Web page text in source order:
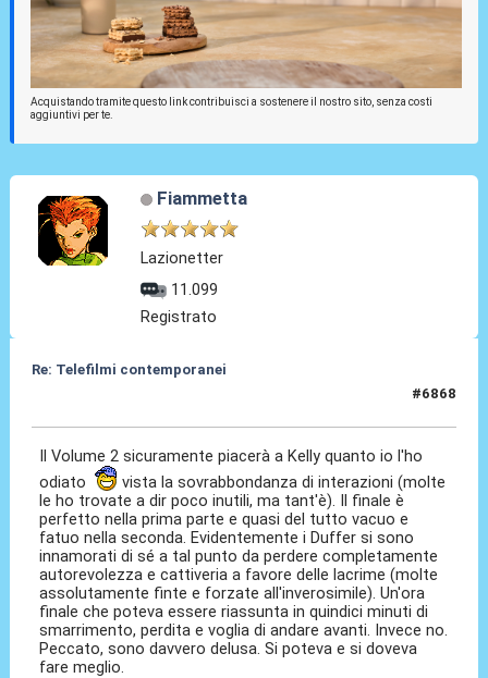
Acquistando tramite questo link contribuisci a sostenere il nostro sito, senza costi
aggiuntivi per te.
Fiammetta
Lazionetter
11.099
Registrato
Re: Telefilmi contemporanei
#6868
Il Volume 2 sicuramente piacerà a Kelly quanto io l'ho
odiato
vista la sovrabbondanza di interazioni (molte
le ho trovate a dir poco inutili, ma tant'è). Il finale è
perfetto nella prima parte e quasi del tutto vacuo e
fatuo nella seconda. Evidentemente i Duffer si sono
innamorati di sé a tal punto da perdere completamente
autorevolezza e cattiveria a favore delle lacrime (molte
assolutamente finte e forzate all'inverosimile). Un'ora
finale che poteva essere riassunta in quindici minuti di
smarrimento, perdita e voglia di andare avanti. Invece no.
Peccato, sono davvero delusa. Si poteva e si doveva
fare meglio.